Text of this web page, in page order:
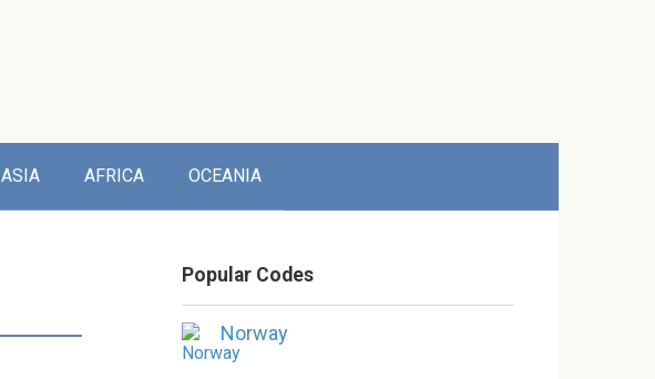
ASIA AFRICA OCEANIA
Popular Codes
Norway